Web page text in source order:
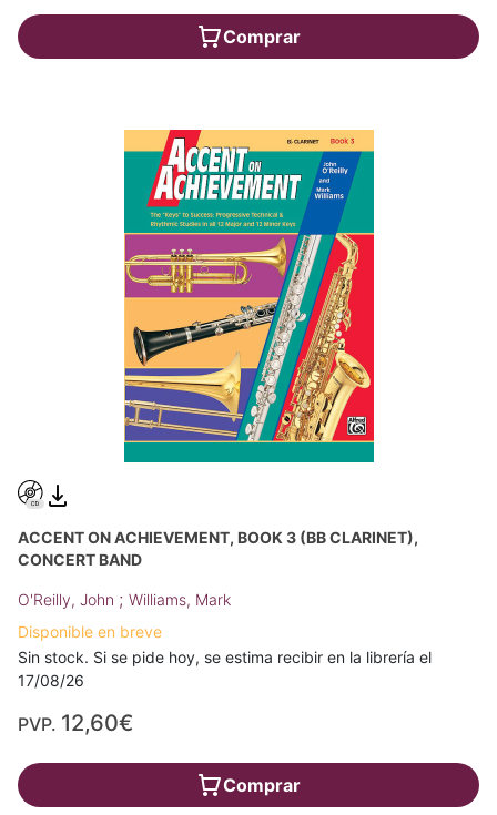
Comprar
ACCENT ON ACHIEVEMENT, BOOK 3 (BB CLARINET),
CONCERT BAND
O'Reilly, John ; Williams, Mark
Disponible en breve
Sin stock. Si se pide hoy, se estima recibir en la librería el
17/08/26
PVP. 12,60€
Comprar